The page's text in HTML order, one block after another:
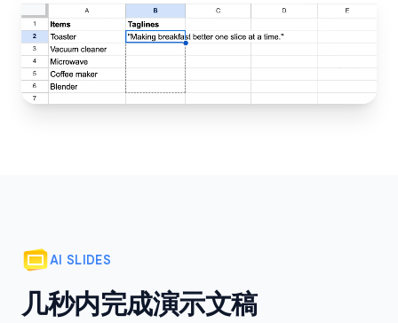
AI SLIDES
几秒内完成演示文稿